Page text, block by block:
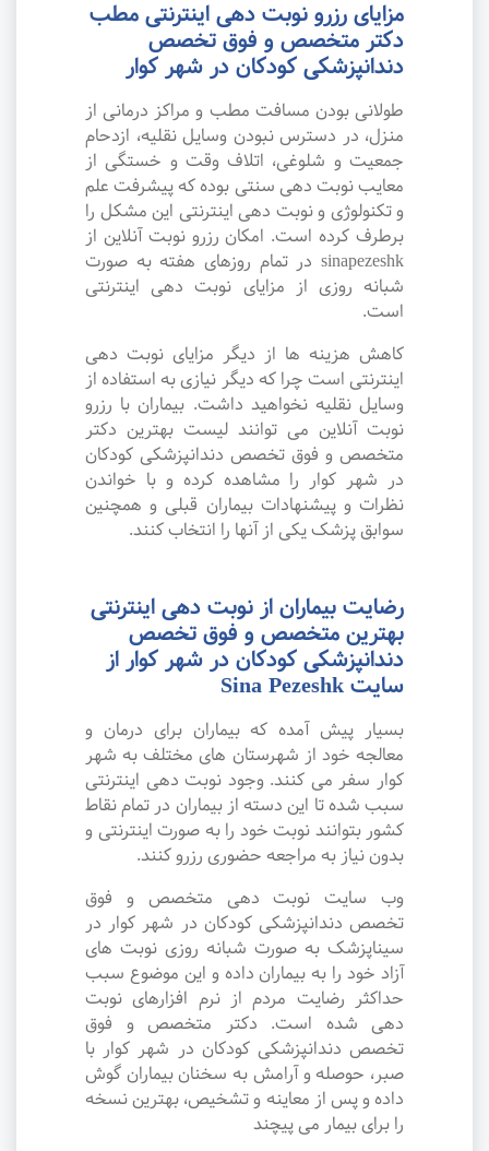
مزایای رزرو نوبت دهی اینترنتی مطب
دکتر متخصص و فوق تخصص
دندانپزشکی کودکان در شهر کوار
طولانی بودن مسافت مطب و مراکز درمانی از
منزل، در دسترس نبودن وسایل نقلیه، ازدحام
جمعیت و شلوغی، اتلاف وقت و خستگی از
معایب نوبت دهی سنتی بوده که پیشرفت علم
و تکنولوژی و نوبت دهی اینترنتی این مشکل را
برطرف کرده است. امکان رزرو نوبت آنلاین از
sinapezeshk در تمام روزهای هفته به صورت
شبانه روزی از مزایای نوبت دهی اینترنتی
است.
کاهش هزینه ها از دیگر مزایای نوبت دهی
اینترنتی است چرا که دیگر نیازی به استفاده از
وسایل نقلیه نخواهید داشت. بیماران با رزرو
نوبت آنلاین می توانند لیست بهترین دکتر
متخصص و فوق تخصص دندانپزشکی کودکان
در شهر کوار را مشاهده کرده و با خواندن
نظرات و پیشنهادات بیماران قبلی و همچنین
سوابق پزشک یکی از آنها را انتخاب کنند.
رضایت بیماران از نوبت دهی اینترنتی
بهترین متخصص و فوق تخصص
دندانپزشکی کودکان در شهر کوار از
سایت Sina Pezeshk
بسیار پیش آمده که بیماران برای درمان و
معالجه خود از شهرستان های مختلف به شهر
کوار سفر می کنند. وجود نوبت دهی اینترنتی
سبب شده تا این دسته از بیماران در تمام نقاط
کشور بتوانند نوبت خود را به صورت اینترنتی و
بدون نیاز به مراجعه حضوری رزرو کنند.
وب سایت نوبت دهی متخصص و فوق
تخصص دندانپزشکی کودکان در شهر کوار در
سیناپزشک به صورت شبانه روزی نوبت های
آزاد خود را به بیماران داده و این موضوع سبب
حداکثر رضایت مردم از نرم افزارهای نوبت
دهی شده است. دکتر متخصص و فوق
تخصص دندانپزشکی کودکان در شهر کوار با
صبر، حوصله و آرامش به سخنان بیماران گوش
داده و پس از معاینه و تشخیص، بهترین نسخه
را برای بیمار می پیچند